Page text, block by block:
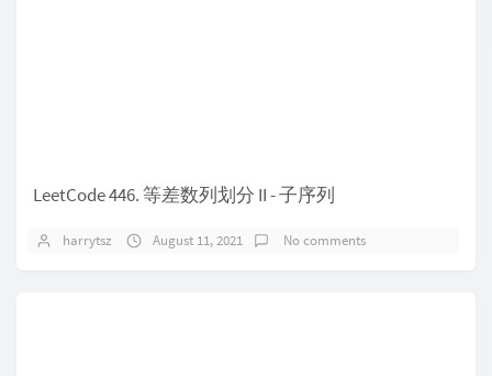
LeetCode 446. 等差数列划分 II - 子序列
harrytsz August 11, 2021 No comments